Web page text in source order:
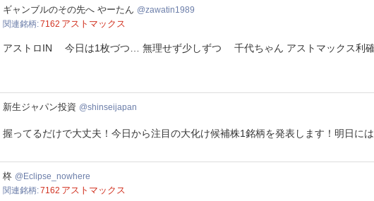
zawatin1989
ギャンブルのその先へ やーたん zawatin1989
関連銘柄 7162 アストマックス
アストロIN 今日は1枚づつ… 無理せず少しずつ 千代ちゃん アストマックス利
新
ジ
ン
投
資
新生ジャパン投資 shinseijapan
握ってるだけで大丈夫！今日から注目の大化け候補株1銘柄を発表します！明日には
Eclipse_nowhere
柊 Eclipse_nowhere
関連銘柄 7162 アストマックス